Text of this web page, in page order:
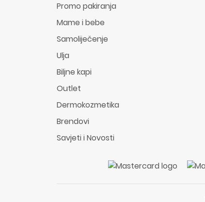
Promo pakiranja
Mame i bebe
Samoliječenje
Ulja
Biljne kapi
Outlet
Dermokozmetika
Brendovi
Savjeti i Novosti